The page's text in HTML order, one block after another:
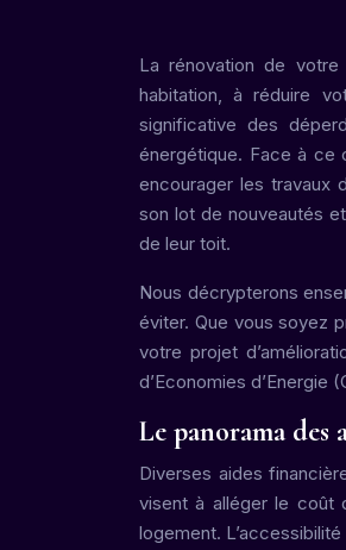
La rénovation de
habitation, à réduire
significative des
énergétique. Face à ce
encourager les travaux
son lot de nouveautés
de leur toit.
Nous décrypterons
éviter. Que vous soyez
votre projet
d’Economies
Le panorama
Diverses aides
visent à alléger le coût
logement.